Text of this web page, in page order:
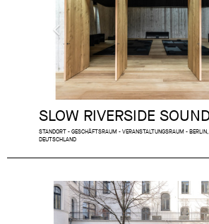
STANDORT - GESCHÄFTSRAUM - VERANSTALTUNGSRAUM - BERLIN,
DEUTSCHLAND